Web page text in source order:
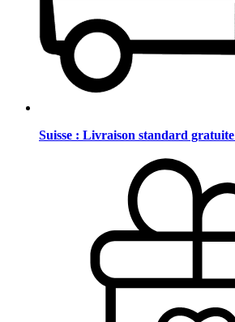
Suisse : Livraison standard gratuite